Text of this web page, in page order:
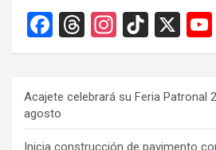
F
a
b
o
T
hr
a
d
In
st
gr
a
Ti
k
o
k
X
Acajete celebrará su Feria Patronal
agosto
Inicia construcción de pavimento